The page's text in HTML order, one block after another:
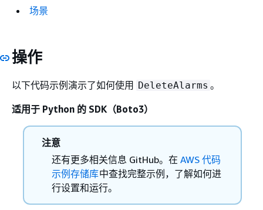
场景
操作
以下代码示例演示了如何使用 DeleteAlarms 。
适用于 Python 的 SDK（Boto3）
注意
还有更多相关信息 GitHub。在 AWS 代码
示例存储库中查找完整示例，了解如何进
行设置和运行。